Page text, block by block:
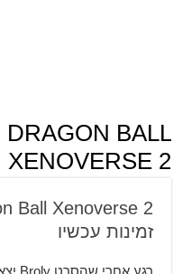
DRAGON BALL
XENOVERSE 2
זמינות עכשיו